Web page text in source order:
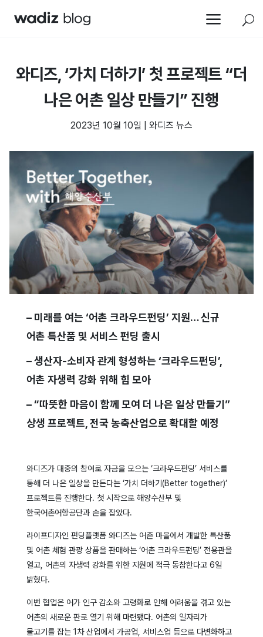
a U
와디즈, ‘가치 더하기’ 첫 프로젝트 “더
나은 어촌 일상 만들기” 진행
2023년 10월 10일 와디즈 뉴스
– 미래를 여는 ‘어촌 크라우드펀딩’ 지원… 신규
어촌 특산품 및 서비스 펀딩 출시
– 생산자-소비자 관계 형성하는 ‘크라우드펀딩’,
어촌 자생력 강화 위해 힘 모아
– “따뜻한 마음이 함께 모여 더 나은 일상 만들기”
상생 프로젝트, 전국 농축산업으로 확대할 예정
와디즈가 대중의 참여로 자금을 모으는 ‘크라우드펀딩’ 서비스를
통해 더 나은 일상을 만든다는 ‘가치 더하기(Better together)’
프로젝트를 진행한다. 첫 시작으로 해양수산부 및
한국어촌어항공단과 손을 잡았다.
라이프디자인 펀딩플랫폼 와디즈는 어촌 마을에서 개발한 특산품
및 어촌 체험 관광 상품을 판매하는 ‘어촌 크라우드펀딩’ 전용관을
열고, 어촌의 자생력 강화를 위한 지원에 적극 동참한다고 6일
밝혔다.
이번 협업은 어가 인구 감소와 고령화로 인해 어려움을 겪고 있는
어촌의 새로운 판로 열기 위해 마련됐다. 어촌의 일자리가
물고기를 잡는 1차 산업에서 가공업, 서비스업 등으로 다변화하고